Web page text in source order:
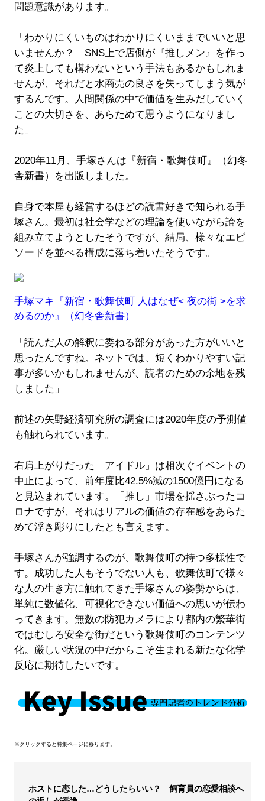
問題意識があります。
「わかりにくいものはわかりにくいままでいいと思
いませんか？ SNS上で店側が『推しメン』を作っ
て炎上しても構わないという手法もあるかもしれま
せんが、それだと水商売の良さを失ってしまう気が
するんです。人間関係の中で価値を生みだしていく
ことの大切さを、あらためて思うようになりまし
た」
2020年11月、手塚さんは『新宿・歌舞伎町』（幻冬
舎新書）を出版しました。
自身で本屋も経営するほどの読書好きで知られる手
塚さん。最初は社会学などの理論を使いながら論を
組み立てようとしたそうですが、結局、様々なエピ
ソードを並べる構成に落ち着いたそうです。
手塚マキ『新宿・歌舞伎町 人はなぜ< 夜の街 >を求
めるのか』（幻冬舎新書）
「読んだ人の解釈に委ねる部分があった方がいいと
思ったんですね。ネットでは、短くわかりやすい記
事が多いかもしれませんが、読者のための余地を残
しました」
前述の矢野経済研究所の調査には2020年度の予測値
も触れられています。
右肩上がりだった「アイドル」は相次ぐイベントの
中止によって、前年度比42.5%減の1500億円になる
と見込まれています。「推し」市場を揺さぶったコ
ロナですが、それはリアルの価値の存在感をあらた
めて浮き彫りにしたとも言えます。
手塚さんが強調するのが、歌舞伎町の持つ多様性で
す。成功した人もそうでない人も、歌舞伎町で様々
な人の生き方に触れてきた手塚さんの姿勢からは、
単純に数値化、可視化できない価値への思いが伝わ
ってきます。無数の防犯カメラにより都内の繁華街
ではむしろ安全な街だという歌舞伎町のコンテンツ
化。厳しい状況の中だからこそ生まれる新たな化学
反応に期待したいです。
※クリックすると特集ページに移ります。
ホストに恋した…どうしたらいい？ 飼育員の恋愛相談へ